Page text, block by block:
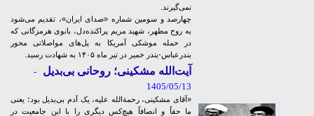
نمی‌گیرند.
چهارصد و سومین شماره «صدای ایران»، تقدیم می‌شود
به روح مطهر، شهید مریم پراکنده‌دل، بانوی هرمزگانی که
در حمله موشکی آمریکا به پل‌های مواصلاتی محور
بندرعباس-بندر خمیر در تیر ماه ۱۴۰۵ به شهادت رسید.
آیت‌الله مشکینی؛ روحانی بی‌بدیل
-
1405/05/13
«آقای مشکینی، رحمة‌الله علیه، یک آدم بی‌بدیل بود؛ یعنی
ما حقاً و انصافاً هیچ‌کس دیگری را با این جامعیت در